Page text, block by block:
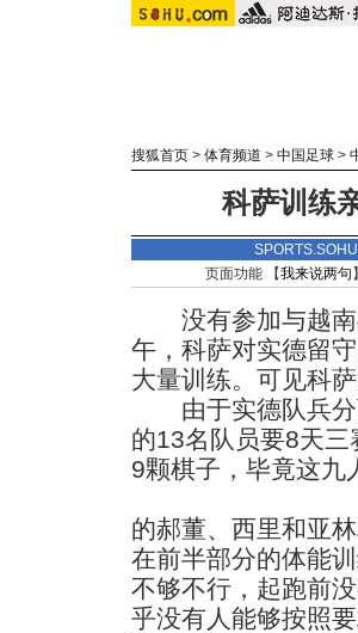
搜狐首页 > 体育频道 > 中国足球 >
科萨训练
页面功能 【我来说两句
没有参加与越南
午，科萨对实德留
大量训练。可见科
由于实德队兵分
的13名队员要8天
9颗棋子，毕竟这九
的郝董、西里和亚
在前半部分的体能
不够不行，起跑前
乎没有人能够按照